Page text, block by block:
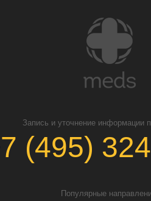
Запись и уточнение информации
(495)
Популярные